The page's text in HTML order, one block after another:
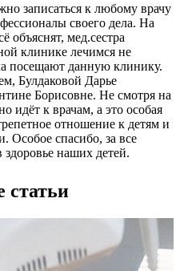
записаться к любому врачу
своего дела. На
объяснят, мед.сестра
клинике лечимся не
посещают данную клинику.
Булдаковой Дарье
Борисовне. Не смотря на
идёт к врачам, а это особая
отношение к детям и
Особое спасибо, за все
наших детей.
статьи